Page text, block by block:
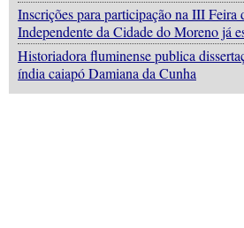
Inscrições para participação na III Feira
Independente da Cidade do Moreno já
Historiadora fluminense publica
índia caiapó Damiana da Cunha